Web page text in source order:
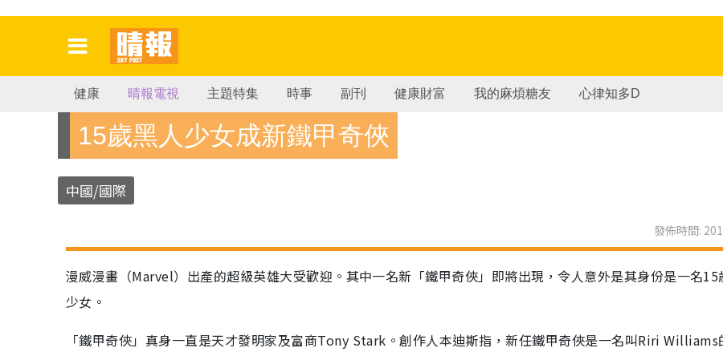
健康 晴報電視 主題特集 時事 副刊 健康財富 我的麻煩糖友 心律知多D
15歲黑人少女成新鐵甲奇俠
中國/國際
發佈時間:
漫威漫畫（Marvel）出產的超級英雄大受歡迎。其中一名新「鐵甲奇俠」即將出現，令人意外是其身份是一名15
少女。
「鐵甲奇俠」真身一直是天才發明家及富商Tony Stark。創作人本迪斯指，新任鐵甲奇俠是一名叫Riri Williams